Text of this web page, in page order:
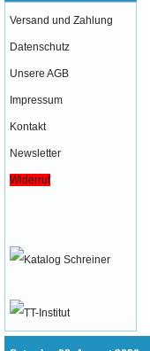
Versand und Zahlung
Datenschutz
Unsere AGB
Impressum
Kontakt
Newsletter
Widerruf